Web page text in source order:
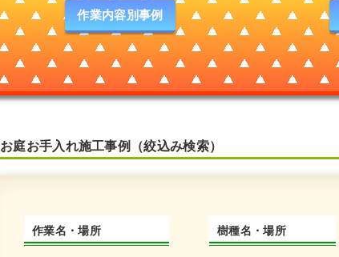
作業内容別事例
お庭お手入れ施工事例（絞込み検索）
作業名・場所 樹種名・場所